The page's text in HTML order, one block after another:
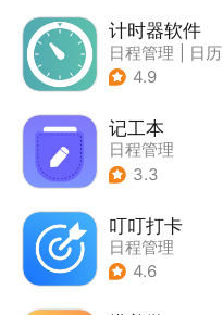
计时器软件
日程管理
日历
4.9
记工本
日程管理
3.3
叮叮打卡
日程管理
4.6